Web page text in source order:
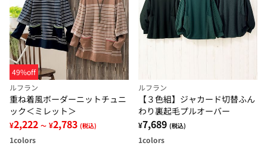
49%off
ルフラン
重ね着風ボーダーニットチュニ
ック＜ミレット＞
¥2,222 ～ ¥2,783 (税込)
1colors
ルフラン
【３色組】ジャカード切替ふん
わり裏起毛プルオーバー
¥7,689 (税込)
1colors